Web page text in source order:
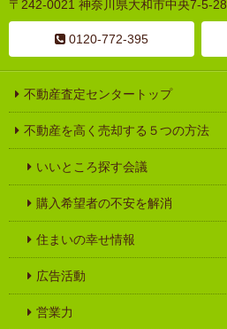
〒242-0021 神奈川県大和市中央7-5-28
0120-772-395
不動産査定センタートップ
不動産を高く売却する５つの方法
いいところ探す会議
購入希望者の不安を解消
住まいの幸せ情報
広告活動
営業力